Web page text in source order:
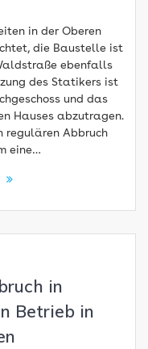
in der Oberen
die Baustelle ist
ebenfalls
des Statikers ist
und das
Hauses abzutragen.
regulären Abbruch
eine…
in
Betrieb in